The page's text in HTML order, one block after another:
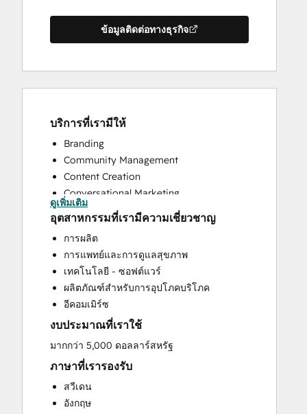
ข้อมูลติดต่อทางธุรกิจ
บริการที่เรามีให้
Branding
Community Management
Content Creation
Conversational Marketing
CRM Implementation
CRM Migration
Custom API Integrations
Customer Marketing
Customer Success Training
Customer Support Training
Email Marketing
Full Inbound Marketing Services
Paid Advertising
Sales and Marketing Alignment
Sales Coaching and Training
Sales Enablement
Search Engine Optimization
ดูเพิ่มเติม
อุตสาหกรรมที่เรามีความเชี่ยวชาญ
การผลิต
การแพทย์และการดูแลสุขภาพ
เทคโนโลยี - ซอฟต์แวร์
ผลิตภัณฑ์สำหรับการอุปโภคบริโภค
อีคอมเมิร์ซ
งบประมาณที่เราใช้
มากกว่า 5,000 ดอลลาร์สหรัฐ
ภาษาที่เรารองรับ
สวีเดน
อังกฤษ